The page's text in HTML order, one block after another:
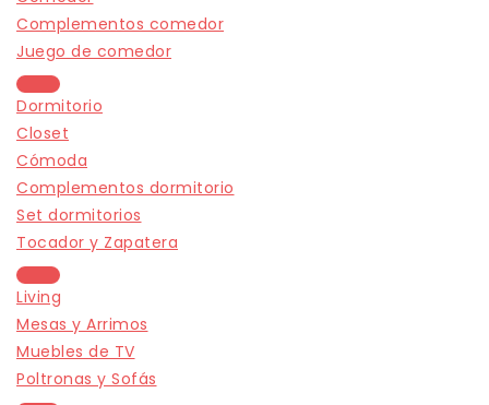
Complementos comedor
Juego de comedor
Dormitorio
Closet
Cómoda
Complementos dormitorio
Set dormitorios
Tocador y Zapatera
Living
Mesas y Arrimos
Muebles de TV
Poltronas y Sofás